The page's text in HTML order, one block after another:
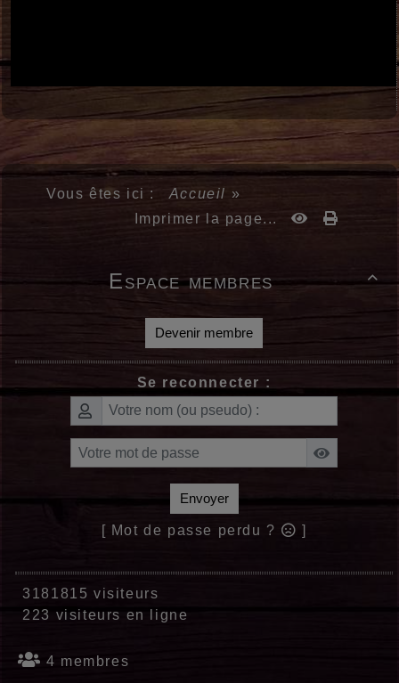
Vous êtes ici : Accueil »
Imprimer la page...

Espace membres
Devenir membre
Se reconnecter :
Envoyer
[ Mot de passe perdu ? ]
3181815 visiteurs
223 visiteurs en ligne
4 membres